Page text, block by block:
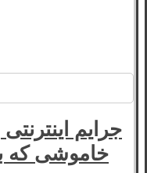
جرایم
خاموشی که